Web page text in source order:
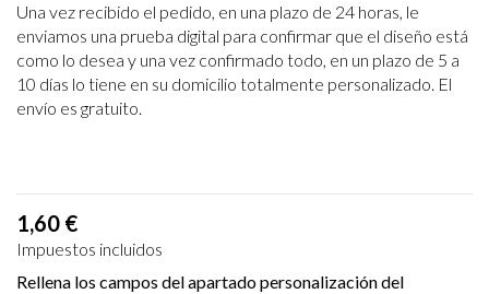
Una vez recibido el pedido, en una plazo de 24 horas, le
enviamos una prueba digital para confirmar que el diseño está
como lo desea y una vez confirmado todo, en un plazo de 5 a
10 días lo tiene en su domicilio totalmente personalizado. El
envío es gratuito.
1,60 €
Impuestos incluidos
Rellena los campos del apartado personalización del